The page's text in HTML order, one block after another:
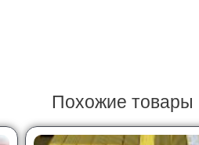
Похожие товары